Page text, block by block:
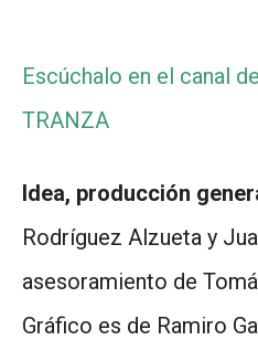
Escúchalo en el canal
TRANZA
Idea, producción
Rodríguez Alzueta y
asesoramiento de
Gráfico es de Ramiro